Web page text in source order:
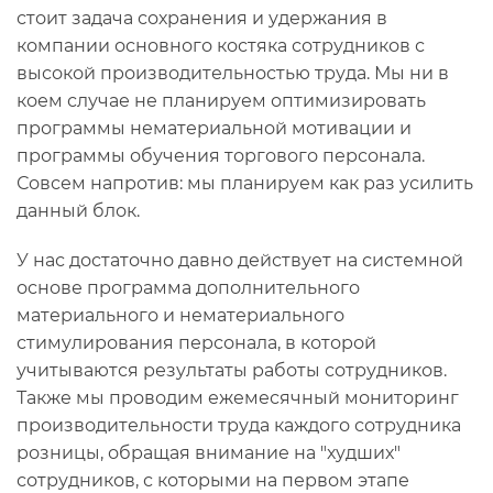
стоит задача сохранения и удержания в
компании основного костяка сотрудников с
высокой производительностью труда. Мы ни в
коем случае не планируем оптимизировать
программы нематериальной мотивации и
программы обучения торгового персонала.
Совсем напротив: мы планируем как раз усилить
данный блок.
У нас достаточно давно действует на системной
основе программа дополнительного
материального и нематериального
стимулирования персонала, в которой
учитываются результаты работы сотрудников.
Также мы проводим ежемесячный мониторинг
производительности труда каждого сотрудника
розницы, обращая внимание на "худших"
сотрудников, с которыми на первом этапе